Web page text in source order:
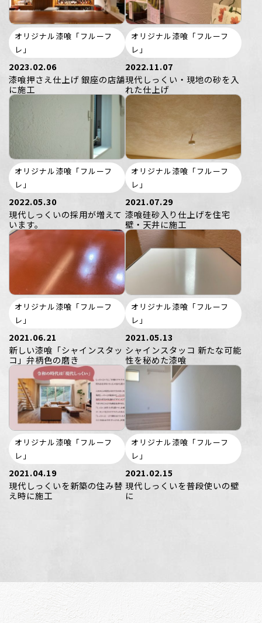
オリジナル漆喰「フルーフ
レ」
2023.02.06
漆喰押さえ仕上げ 銀座の店舗
に施工
オリジナル漆喰「フルーフ
レ」
2022.11.07
現代しっくい・現地の砂を入
れた仕上げ
オリジナル漆喰「フルーフ
レ」
2022.05.30
現代しっくいの採用が増えて
います。
オリジナル漆喰「フルーフ
レ」
2021.07.29
漆喰硅砂入り仕上げを住宅
壁・天井に施工
オリジナル漆喰「フルーフ
レ」
2021.06.21
新しい漆喰「シャインスタッ
コ」弁柄色の磨き
オリジナル漆喰「フルーフ
レ」
2021.05.13
シャインスタッコ 新たな可能
性を秘めた漆喰
オリジナル漆喰「フルーフ
レ」
2021.04.19
現代しっくいを新築の住み替
え時に施工
オリジナル漆喰「フルーフ
レ」
2021.02.15
現代しっくいを普段使いの壁
に